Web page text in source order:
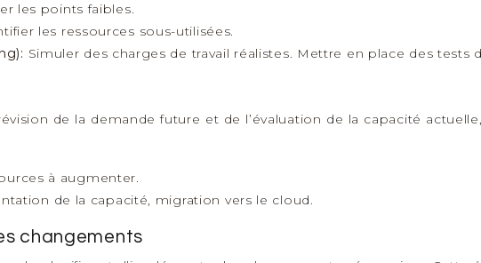
les points faibles.
les ressources sous-utilisées.
Simuler des charges de travail réalistes. Mettre en place des tests
de la demande future et de l’évaluation de la capacité
à augmenter.
de la capacité, migration vers le cloud.
changements